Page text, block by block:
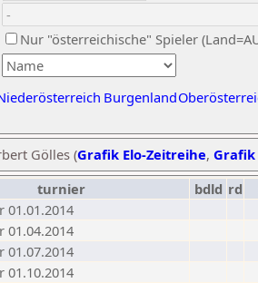
Nur "österreichische" Spieler
Burgenland
Gölles (Grafik Elo-Zeitreihe, Grafik
turnier bdld rd
01.01.2014
01.04.2014
01.07.2014
01.10.2014